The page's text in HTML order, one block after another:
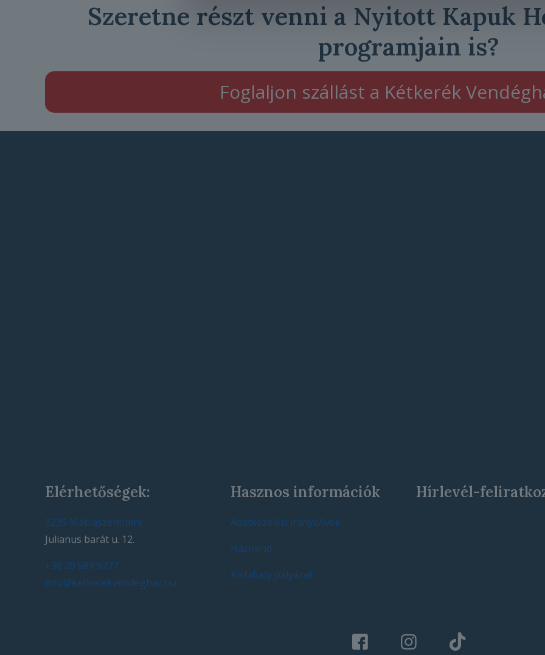
Szeretne részt venni a Nyitott Kapuk
programjain is?
Foglaljon szállást a Kétkerék
Elérhetőségek:
3235 Mátraszentimre
Julianus barát u. 12.
+36 20 589 9277
info@ketkerekvendeghaz.hu
Hasznos információk
Adatkezelési iránye/lvek
Házirend
Kisfaludy pályázat
Hírlevél-